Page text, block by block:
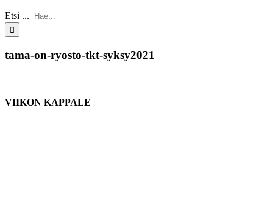
Etsi ...
tama-on-ryosto-tkt-syksy2021
VIIKON KAPPALE